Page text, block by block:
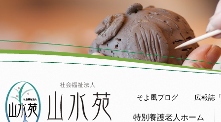
特別養護老人ホーム
そよ風ブログ 広報誌